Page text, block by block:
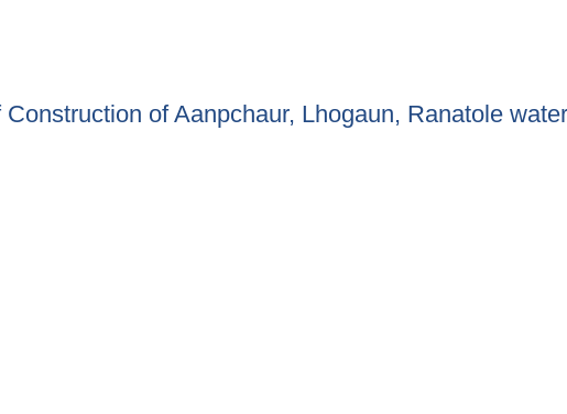
of Aanpchaur, Lhogaun, Ranatole